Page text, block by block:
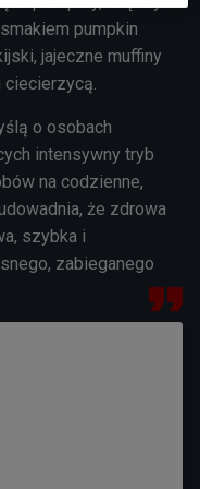
pumpkin
jajeczne muffiny
ciecierzycą.
o osobach
intensywny tryb
na codzienne,
że zdrowa
szybka i
zabieganego